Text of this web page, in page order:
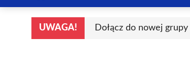
UWAGA! Dołącz do nowej grupy